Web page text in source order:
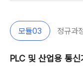
모듈03 정규과
PLC 및 산업용 통신